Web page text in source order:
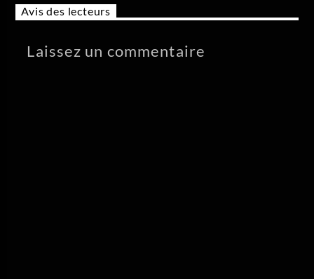
Avis des lecteurs
Laissez un commentaire